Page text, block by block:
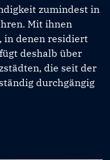
zumindest in
Mit ihnen
in denen residiert
deshalb über
die seit der
durchgängig